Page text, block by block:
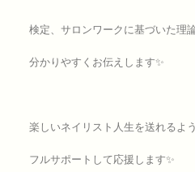
検定、サロンワークに基づいた理
分かりやすくお伝えします✨
楽しいネイリスト人生を送れるよう
フルサポートして応援します✨